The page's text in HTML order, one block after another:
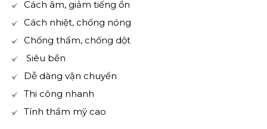
Cách âm, giảm tiếng ồn
Cách nhiệt, chống nóng
Chống thấm, chống dột
Siêu bền
Dễ dàng vận chuyển
Thi công nhanh
Tính thẩm mỹ cao